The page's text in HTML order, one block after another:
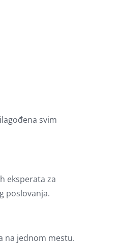
svim
eksperata za
poslovanja.
na jednom mestu.